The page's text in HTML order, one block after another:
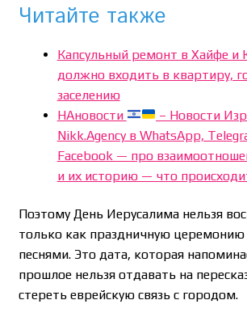
Читайте также
Капсульный ремонт в Хайфе и
должно входить в квартиру,
заселению
НАновости
– Новости
Nikk.Agency в WhatsApp,
Facebook — про
и их историю — что
Поэтому День Иерусалима нельзя
только как праздничную церемонию
песнями. Это дата, которая
прошлое нельзя отдавать на
стереть еврейскую связь с городом.